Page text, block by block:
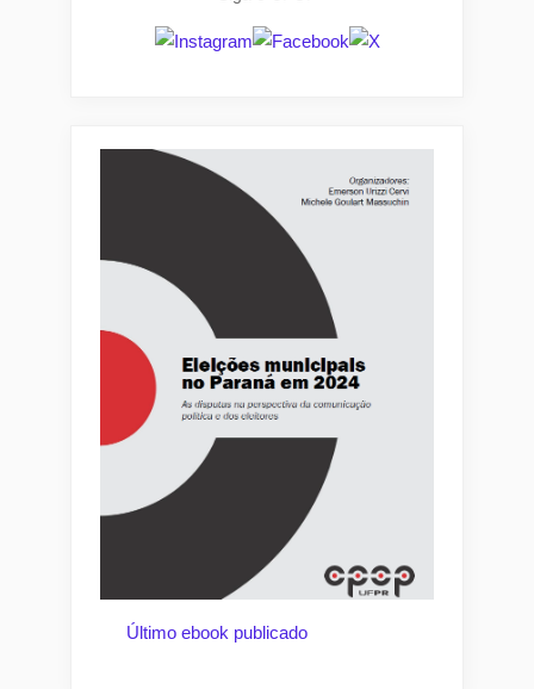
Último ebook publicado